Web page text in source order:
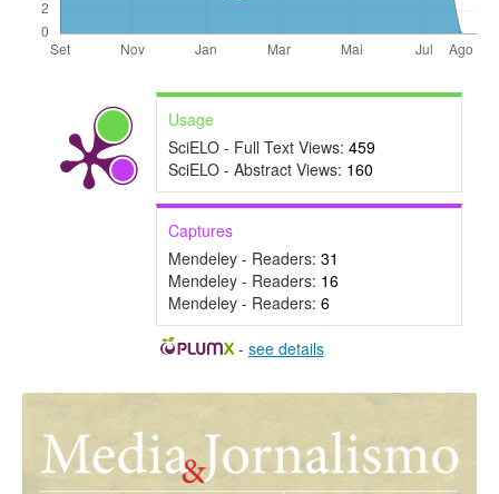
Usage
SciELO - Full Text Views: 459
SciELO - Abstract Views: 160
Captures
Mendeley - Readers: 31
Mendeley - Readers: 16
Mendeley - Readers: 6
- see details